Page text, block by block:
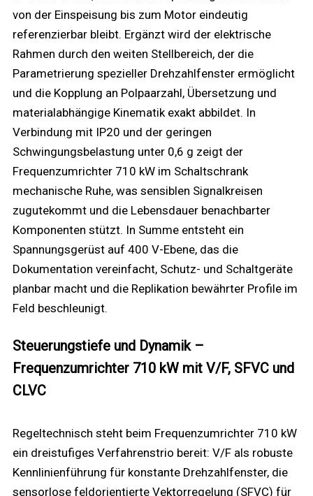
von der Einspeisung bis zum Motor eindeutig
referenzierbar bleibt. Ergänzt wird der elektrische
Rahmen durch den weiten Stellbereich, der die
Parametrierung spezieller Drehzahlfenster ermöglicht
und die Kopplung an Polpaarzahl, Übersetzung und
materialabhängige Kinematik exakt abbildet. In
Verbindung mit IP20 und der geringen
Schwingungsbelastung unter 0,6 g zeigt der
Frequenzumrichter 710 kW im Schaltschrank
mechanische Ruhe, was sensiblen Signalkreisen
zugutekommt und die Lebensdauer benachbarter
Komponenten stützt. In Summe entsteht ein
Spannungsgerüst auf 400 V-Ebene, das die
Dokumentation vereinfacht, Schutz- und Schaltgeräte
planbar macht und die Replikation bewährter Profile im
Feld beschleunigt.
Steuerungstiefe und Dynamik –
Frequenzumrichter 710 kW mit V/F, SFVC und
CLVC
Regeltechnisch steht beim Frequenzumrichter 710 kW
ein dreistufiges Verfahrenstrio bereit: V/F als robuste
Kennlinienführung für konstante Drehzahlfenster, die
sensorlose feldorientierte Vektorregelung (SFVC) für